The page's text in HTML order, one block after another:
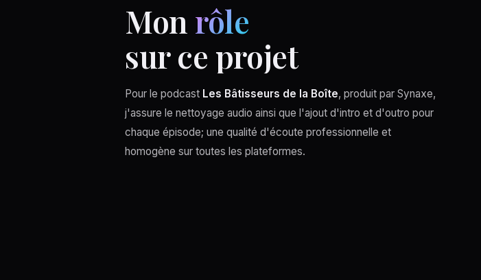
Mon rôle
sur ce projet
Pour le podcast Les Bâtisseurs de la Boîte, produit par Synaxe,
j'assure le nettoyage audio ainsi que l'ajout d'intro et d'outro pour
chaque épisode; une qualité d'écoute professionnelle et
homogène sur toutes les plateformes.